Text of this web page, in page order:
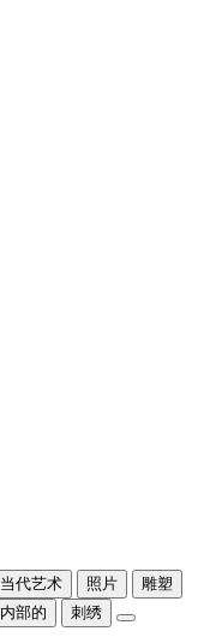
当代艺术 照片
雕塑
内部的 刺绣